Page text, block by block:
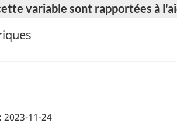
variable sont rapportées à
2023-11-24